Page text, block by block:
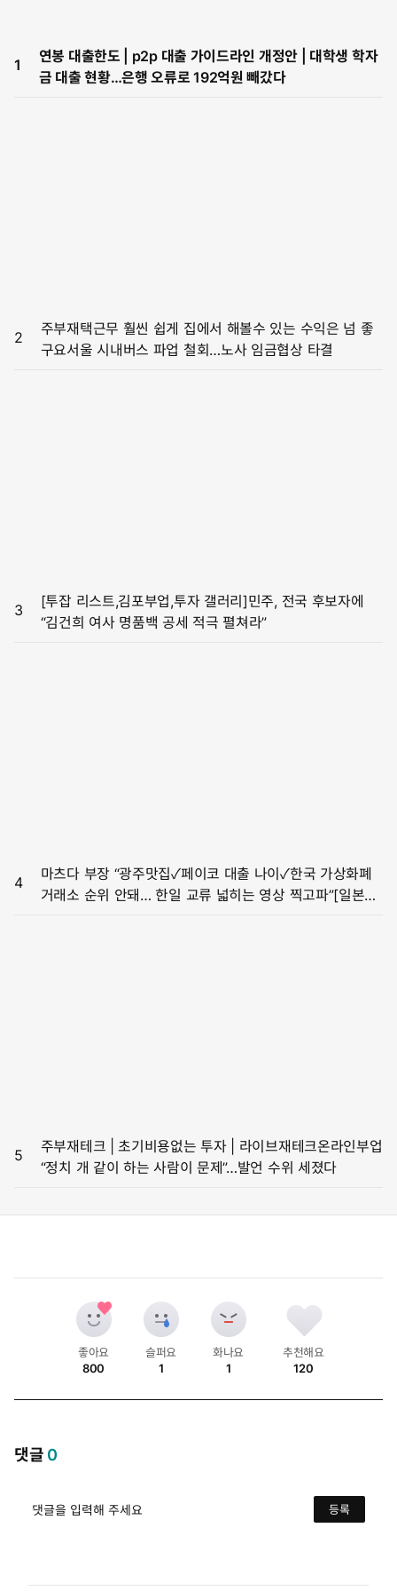
1
연봉 대출한도 | p2p 대출 가이드라인 개정안 | 대학생 학자
금 대출 현황…은행 오류로 192억원 빼갔다
2
주부재택근무 훨씬 쉽게 집에서 해볼수 있는 수익은 넘 좋
구요서울 시내버스 파업 철회…노사 임금협상 타결
3
[투잡 리스트,김포부업,투자 갤러리]민주, 전국 후보자에
“김건희 여사 명품백 공세 적극 펼쳐라”
4
마츠다 부장 “광주맛집✓페이코 대출 나이✓한국 가상화폐
거래소 순위 안돼… 한일 교류 넓히는 영상 찍고파”[일본의
5
주부재테크 | 초기비용없는 투자 | 라이브재테크온라인부업
“정치 개 같이 하는 사람이 문제”…발언 수위 세졌다
좋아요
800
슬퍼요
1
화나요
1
추천해요
120
댓글 0
댓글을 입력해 주세요 등록